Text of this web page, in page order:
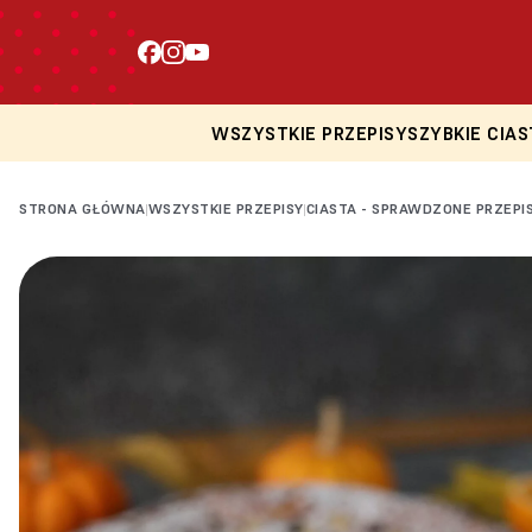
WSZYSTKIE PRZEPISYSZYBKIE
STRONA GŁÓWNA|WSZYSTKIE PRZEPISY|CIASTA - SPRAWDZONE